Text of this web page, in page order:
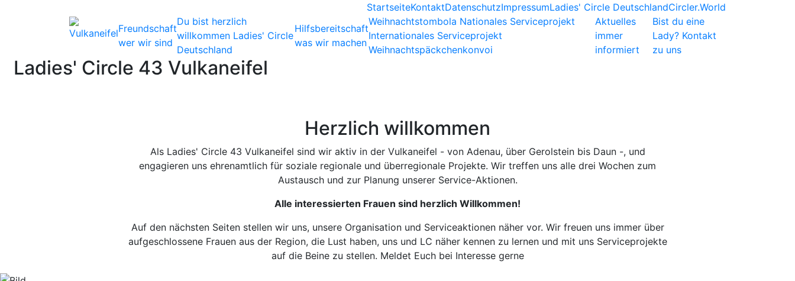
StartseiteKontaktDatenschutzImpressumLadies' Circle DeutschlandCircler.World
Freundschaft
wer wir sind
Du bist herzlich
willkommen Ladies' Circle
Deutschland
Hilfsbereitschaft
was wir machen
Weihnachtstombola Nationales Serviceprojekt
Internationales Serviceprojekt
Weihnachtspäckchenkonvoi
Aktuelles
immer
informiert
Bist du eine
Lady? Kontakt
zu uns
Ladies' Circle 43 Vulkaneifel
Herzlich willkommen
Als Ladies' Circle 43 Vulkaneifel sind wir aktiv in der Vulkaneifel - von Adenau, über Gerolstein bis Daun -, und
engagieren uns ehrenamtlich für soziale regionale und überregionale Projekte. Wir treffen uns alle drei Wochen zum
Austausch und zur Planung unserer Service-Aktionen.
Alle interessierten Frauen sind herzlich Willkommen!
Auf den nächsten Seiten stellen wir uns, unsere Organisation und Serviceaktionen näher vor. Wir freuen uns immer über
aufgeschlossene Frauen aus der Region, die Lust haben, uns und LC näher kennen zu lernen und mit uns Serviceprojekte
auf die Beine zu stellen. Meldet Euch bei Interesse gerne